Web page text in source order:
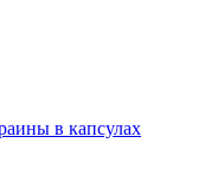
в капсулах